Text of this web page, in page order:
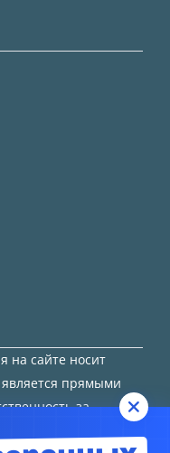
на сайте носит
прямыми
за